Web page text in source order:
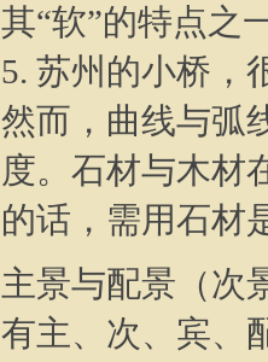
其“软”的特点之
5. 苏州的小桥，
然而，曲线与弧
度。石材与木材
的话，需用石材
主景与配景（次
有主、次、宾、